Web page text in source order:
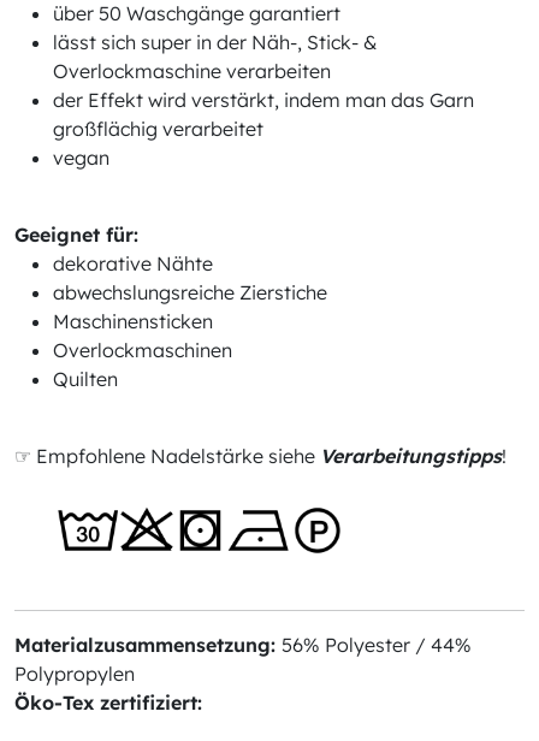
über 50 Waschgänge garantiert
lässt sich super in der Näh-, Stick- &
Overlockmaschine verarbeiten
der Effekt wird verstärkt, indem man das Garn
großflächig verarbeitet
vegan
Geeignet für:
dekorative Nähte
abwechslungsreiche Zierstiche
Maschinensticken
Overlockmaschinen
Quilten
☞ Empfohlene Nadelstärke siehe Verarbeitungstipps!
Materialzusammensetzung: 56% Polyester / 44%
Polypropylen
Öko-Tex zertifiziert: